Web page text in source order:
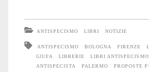
ANTISPECISMO LIBRI NOTIZIE
ANTISPECISMO BOLOGNA FIRENZE
GIUFA
LIBRERIE LIBRI ANTISPECISMO
ANTISPECISTA
PALERMO
PROPOSTE